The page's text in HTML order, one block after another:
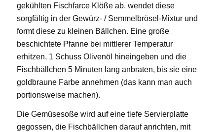
gekühlten Fischfarce Klöße ab, wendet diese
sorgfältig in der Gewürz- / Semmelbrösel-Mixtur und
formt diese zu kleinen Bällchen. Eine große
beschichtete Pfanne bei mittlerer Temperatur
erhitzen, 1 Schuss Olivenöl hineingeben und die
Fischbällchen 5 Minuten lang anbraten, bis sie eine
goldbraune Farbe annehmen (das kann man auch
portionsweise machen).
Die Gemüsesoße wird auf eine tiefe Servierplatte
gegossen, die Fischbällchen darauf anrichten, mit